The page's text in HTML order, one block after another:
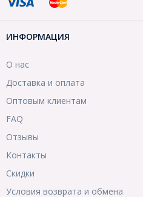
ИНФОРМАЦИЯ
О нас
Доставка и оплата
Оптовым клиентам
FAQ
Отзывы
Контакты
Скидки
Условия возврата и обмена